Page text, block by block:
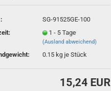
SG-91525GE-100
1 - 5 Tage
(Ausland abweichend)
0.15kg je Stück
15,24 EUR